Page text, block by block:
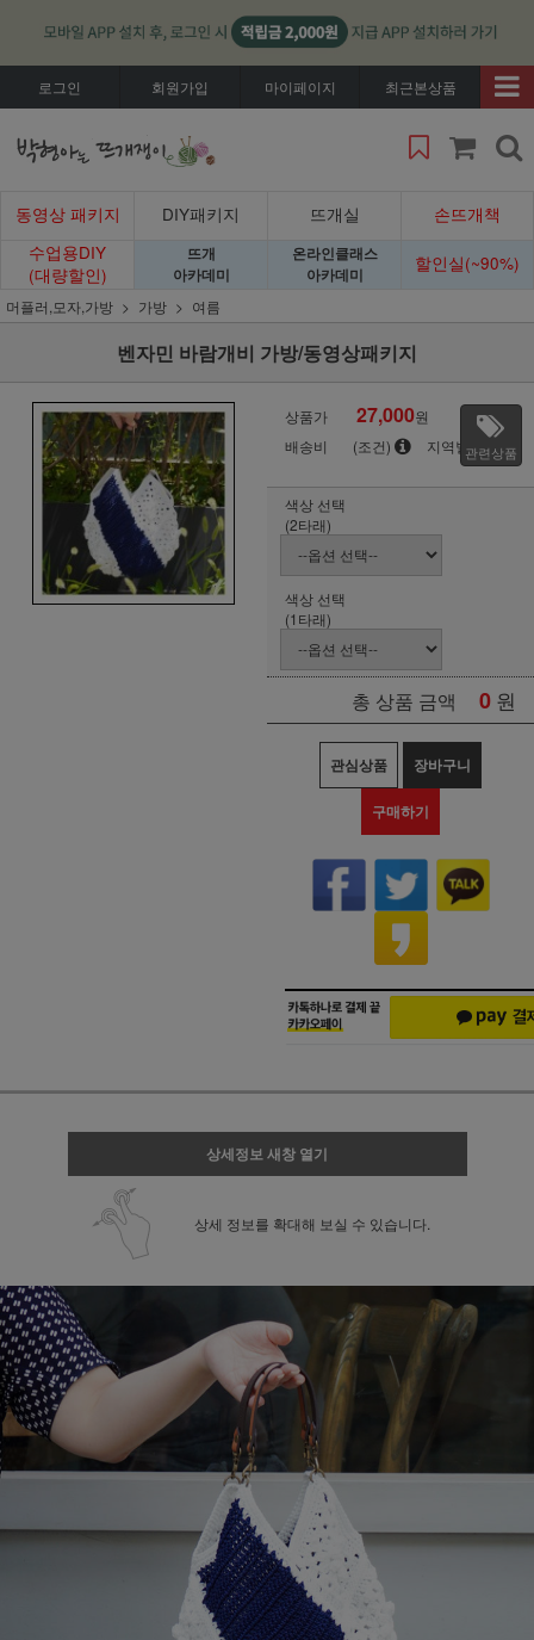
로그인 회원가입 마이페이지 최근본상품
동영상 패키지 DIY패키지 뜨개실
손뜨개책
수업용DIY
(대량할인)
뜨개
아카데미
온라인클래스
아카데미
할인실(~90%)
머플러,모자,가방 가방 여름
벤자민 바람개비 가방/동영상패키지
상품가 27,000원
배송비
(조건) 지역별관련상품
색상 선택
(2타래)
색상 선택
(1타래)
총 상품 금액 0 원
관심상품 장바구니
구매하기
상세정보 새창 열기
상세 정보를 확대해 보실 수 있습니다.